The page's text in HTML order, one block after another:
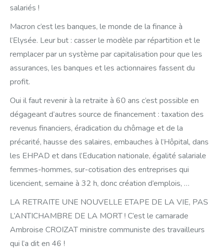
salariés !
Macron c’est les banques, le monde de la finance à
l’Elysée. Leur but : casser le modèle par répartition et le
remplacer par un système par capitalisation pour que les
assurances, les banques et les actionnaires fassent du
profit.
Oui il faut revenir à la retraite à 60 ans c’est possible en
dégageant d’autres source de financement : taxation des
revenus financiers, éradication du chômage et de la
précarité, hausse des salaires, embauches à l’Hôpital, dans
les EHPAD et dans l’Education nationale, égalité salariale
femmes-hommes, sur-cotisation des entreprises qui
licencient, semaine à 32 h, donc création d’emplois, …
LA RETRAITE UNE NOUVELLE ETAPE DE LA VIE, PAS
L’ANTICHAMBRE DE LA MORT ! C’est le camarade
Ambroise CROIZAT ministre communiste des travailleurs
qui l’a dit en 46 !